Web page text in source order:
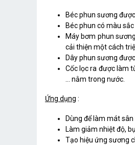
Béc phun sương
Béc phun có màu
Máy bơm phun
cải thiện một cách
Dây phun sương
Cốc lọc ra được làm
… nằm trong nước.
Ứng dụng :
Dùng để làm mát sân
Làm giảm nhiệt độ,
Tạo hiệu ứng sương